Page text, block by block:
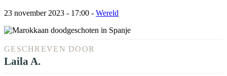
23 november 2023 - 17:00 - Wereld
GESCHREVEN DOOR
Laila A.